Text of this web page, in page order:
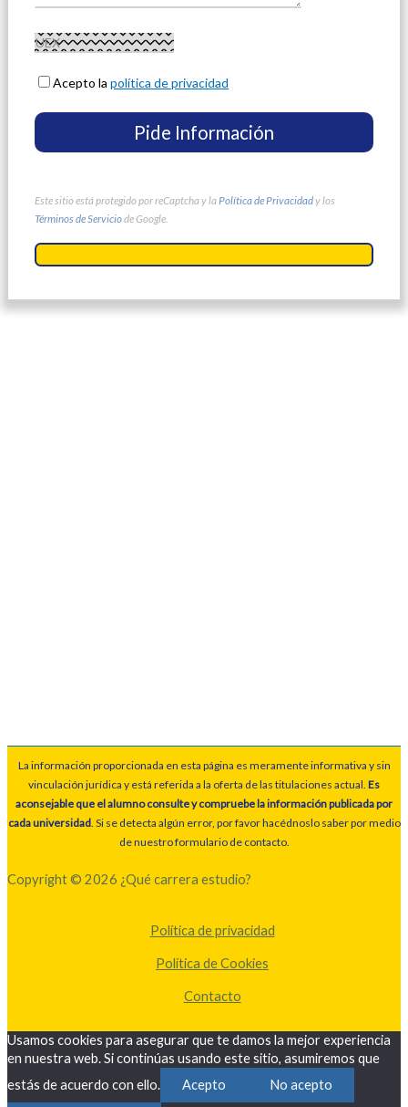
Acepto lapolítica de privacidad
Este sitio está protegido por reCaptcha y la Política de Privacidady los
Términos de Serviciode Google.
La información proporcionada en esta página es meramente informativa y sin
vinculación jurídica y está referida a la oferta de las titulaciones actual. Es
aconsejable que el alumno consulte y compruebe la información publicada por
cada universidad. Si se detecta algún error, por favor hacédnoslo saber por medio
de nuestro formulario de contacto.
Copyright © 2026 ¿Qué carrera estudio?
Política de privacidad
Política de Cookies
Contacto
Usamos cookies para asegurar que te damos la mejor experiencia
en nuestra web. Si continúas usando este sitio, asumiremos que
estás de acuerdo con ello.
Acepto No acepto